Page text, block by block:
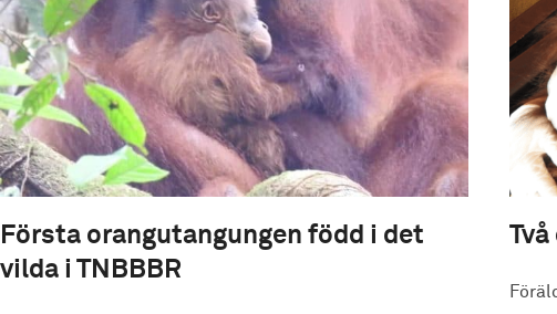
Första orangutangungen född i det
vilda i TNBBBR